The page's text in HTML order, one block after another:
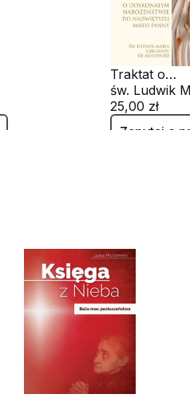
Traktat o
doskonałym
nabożeństwie
Najświętszej
25,00 zł
Zapytaj o